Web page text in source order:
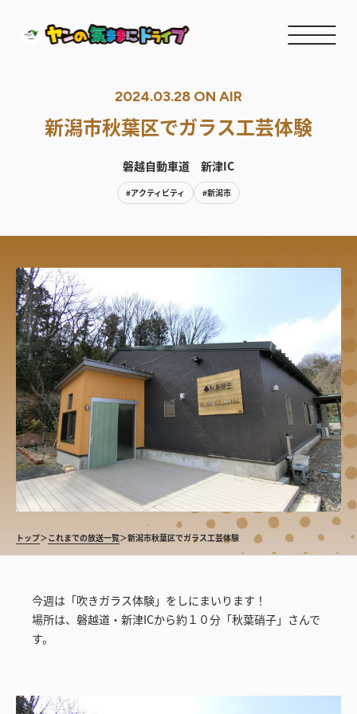
2024.03.28 ON AIR
新潟市秋葉区でガラス工芸体験
磐越自動車道 新津IC
#アクティビティ #新潟市
トップ＞これまでの放送一覧＞新潟市秋葉区でガラス工芸体験
今週は「吹きガラス体験」をしにまいります！
場所は、磐越道・新津ICから約１０分「秋葉硝子」さんで
す。